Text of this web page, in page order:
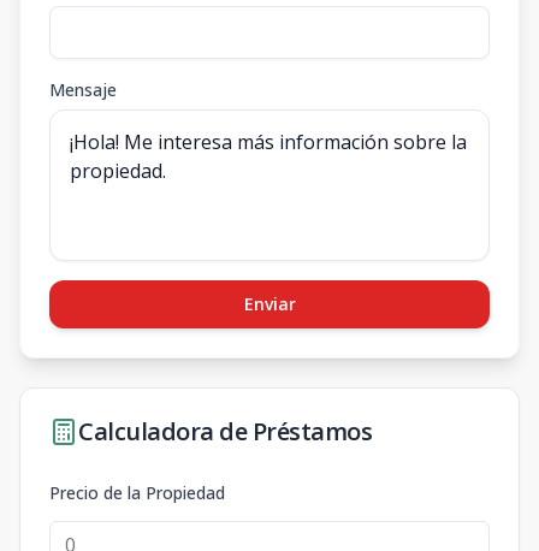
Mensaje
Enviar
Calculadora de Préstamos
Precio de la Propiedad